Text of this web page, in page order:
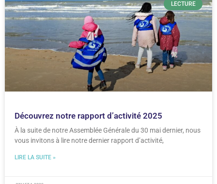
LECTURE
Découvrez notre rapport d’activité 2025
À la suite de notre Assemblée Générale du 30 mai dernier, nous
vous invitons à lire notre dernier rapport d’activité,
LIRE LA SUITE »